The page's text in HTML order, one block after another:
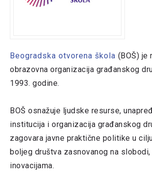
Beogradska otvorena škola (BOŠ) je
obrazovna organizacija građanskog
1993. godine.
BOŠ osnažuje ljudske resurse,
institucija i organizacija građanskog
zagovara javne praktične politike u
boljeg društva zasnovanog na slobodi,
inovacijama.